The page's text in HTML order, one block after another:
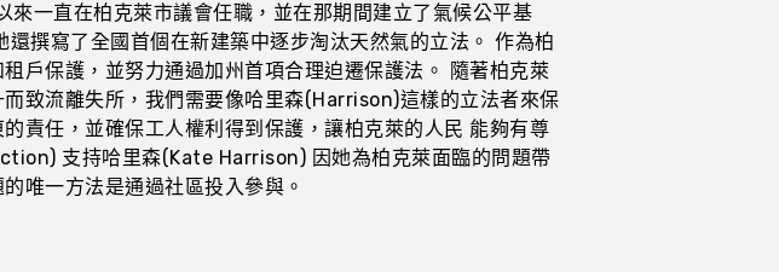
一直在柏克萊市議會任職，並在那期間建立了氣候公平基
撰寫了全國首個在新建築中逐步淘汰天然氣的立法。 作為柏
戶保護，並努力通過加州首項合理迫遷保護法。 隨著柏克萊
致流離失所，我們需要像哈里森(Harrison)這樣的立法者來保
責任，並確保工人權利得到保護，讓柏克萊的人民 能夠有尊
支持哈里森(Kate Harrison) 因她為柏克萊面臨的問題帶
唯一方法是通過社區投入參與。